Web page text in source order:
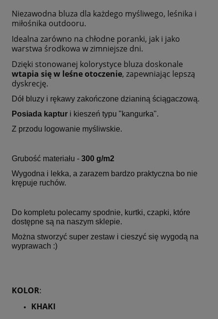
Niezawodna bluza dla każdego myśliwego, leśnika i
miłośnika outdooru.
Idealna zarówno na chłodne poranki, jak i jako
warstwa środkowa w zimniejsze dni.
Dzięki stonowanej kolorystyce bluza doskonale
wtapia się w leśne otoczenie, zapewniając lepszą
dyskrecję.
Dół bluzy i rękawy zakończone dzianiną ściągaczową.
Posiada kaptur i kieszeń typu "kangurka".
Z przodu logowanie myśliwskie.
Grubość materiału - 300 g/m2
Wygodna i lekka, a zarazem bardzo praktyczna bo nie
krępuje ruchów.
Do kompletu polecamy spodnie, kurtki, czapki, które
dostępne są na naszym sklepie.
Można stworzyć super zestaw i cieszyć się wygodą na
wyprawach :)
KOLOR:
KHAKI